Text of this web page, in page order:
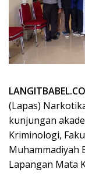
(Lapas)
kunjungan
Kriminologi,
Muhammadiyah
Lapangan Mata